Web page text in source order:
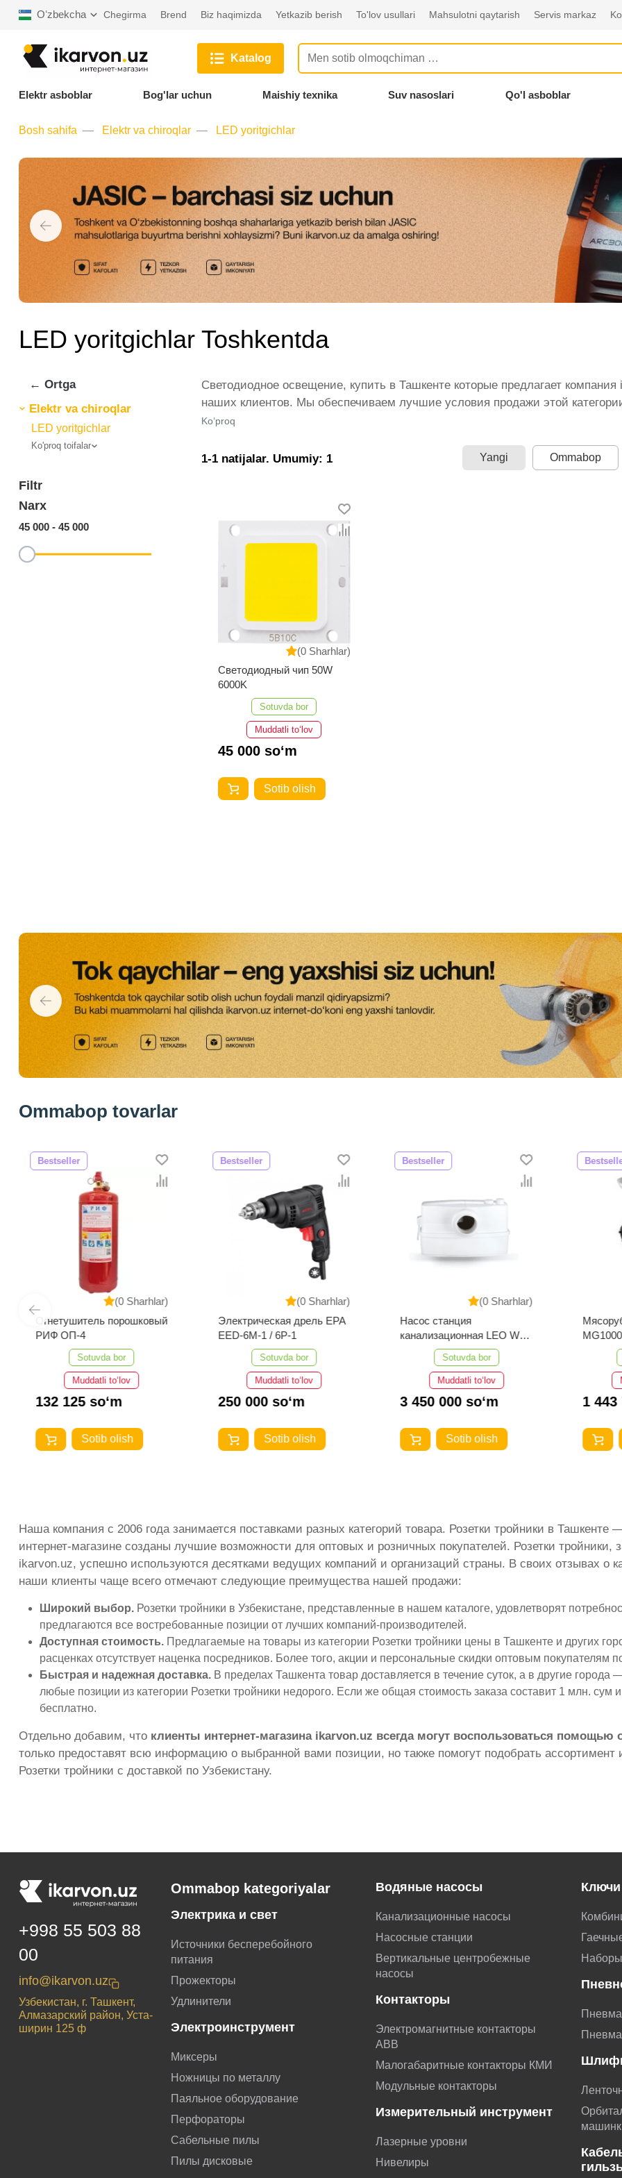
Oʻzbekcha Chegirma Brend Biz haqimizda Yetkazib berish To'lov usullari Mahsulotni qaytarish Servis markaz
Katalog
Elektr asboblar Bog'lar uchun Maishiy texnika Suv nasoslari Qo'l asboblar
Bosh sahifa Elektr va chiroqlar LED yoritgichlar
LED yoritgichlar Toshkentda
← Ortga
Elektr va chiroqlar
LED yoritgichlar
Ko'proq toifalar
Filtr
Narx
45 000 - 45 000
Светодиодное освещение, купить в Ташкенте которые предлагает
наших клиентов. Мы обеспечиваем лучшие условия продажи этой
представлены ведущими производителями и брендами, список которых
это самый широкий диапазон цен. Причем здесь представлена
Ko‘proq
1-1 natijalar. Umumiy: 1 Yangi Ommabop
(0 Sharhlar)
Светодиодный чип 50W
6000K
Sotuvda bor
Muddatli to‘lov
45 000 so‘m
Sotib olish
Ommabop tovarlar
(0 Sharhlar)
Bestseller
Огнетушитель порошковый
РИФ ОП-4
Sotuvda bor
Muddatli to‘lov
132 125 so‘m
Sotib olish
(0 Sharhlar)
Bestseller
Электрическая дрель EPA
EED-6M-1 / 6P-1
Sotuvda bor
Muddatli to‘lov
250 000 so‘m
Sotib olish
(0 Sharhlar)
Bestseller
Насос станция
канализационная LEO WC-
Sotuvda bor
Muddatli to‘lov
3 450 000 so‘m
Sotib olish
1 443
Наша компания с 2006 года занимается поставками разных категорий товара. Розетки тройники в
интернет-магазине созданы лучшие возможности для оптовых и розничных покупателей. Розетки тройники,
ikarvon.uz, успешно используются десятками ведущих компаний и организаций страны. В своих отзывах о
наши клиенты чаще всего отмечают следующие преимущества нашей продажи:
Широкий выбор. Розетки тройники в Узбекистане, представленные в нашем каталоге, удовлетворят
предлагаются все востребованные позиции от лучших компаний-производителей.
Доступная стоимость. Предлагаемые на товары из категории Розетки тройники цены в Ташкенте и других
расценках отсутствует наценка посредников. Более того, акции и персональные скидки оптовым покупателям
Быстрая и надежная доставка. В пределах Ташкента товар доставляется в течение суток, а в другие
любые позиции из категории Розетки тройники недорого. Если же общая стоимость заказа составит 1 млн.
бесплатно.
Отдельно добавим, что клиенты интернет-магазина ikarvon.uz всегда могут воспользоваться помощью
только предоставят всю информацию о выбранной вами позиции, но также помогут подобрать ассортимент
Розетки тройники с доставкой по Узбекистану.
+998 55 503 88
00
info@ikarvon.uz
Узбекистан, г. Ташкент,
Алмазарский район, Уста-
ширин 125 ф
Ommabop kategoriyalar
Электрика и свет
Источники бесперебойного
питания
Прожекторы
Удлинители
Электроинструмент
Миксеры
Ножницы по металлу
Паяльное оборудование
Перфораторы
Сабельные пилы
Пилы дисковые
Водяные насосы
Канализационные насосы
Насосные станции
Вертикальные центробежные
насосы
Контакторы
Электромагнитные контакторы
АВВ
Малогабаритные контакторы КМИ
Модульные контакторы
Измерительный инструмент
Лазерные уровни
Нивелиры
Ключи